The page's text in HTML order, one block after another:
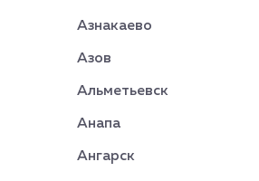
Азнакаево
Азов
Альметьевск
Анапа
Ангарск